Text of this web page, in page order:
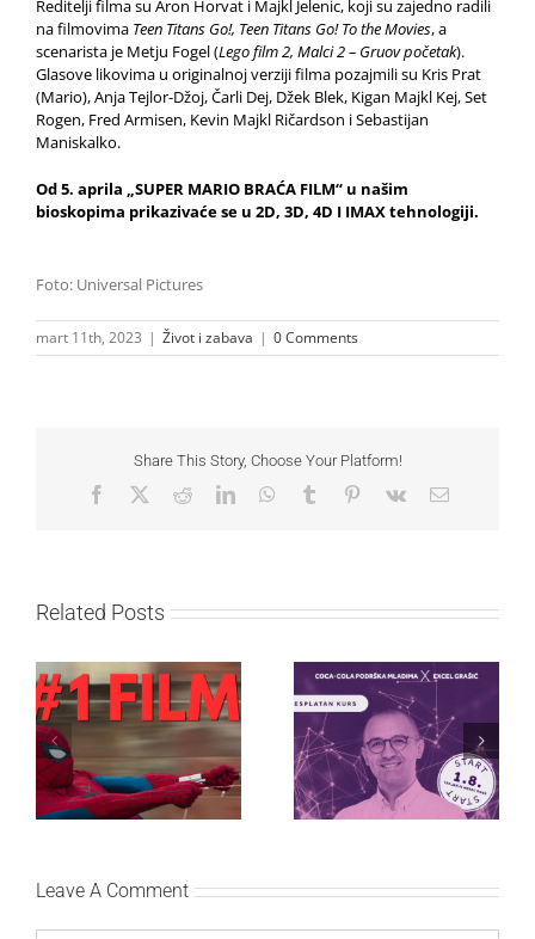
Reditelji filma su Aron Horvat i Majkl Jelenic, koji su zajedno radili
na filmovima Teen Titans Go!, Teen Titans Go! To the Movies, a
scenarista je Metju Fogel (Lego film 2, Malci 2 – Gruov početak).
Glasove likovima u originalnoj verziji filma pozajmili su Kris Prat
(Mario), Anja Tejlor-Džoj, Čarli Dej, Džek Blek, Kigan Majkl Kej, Set
Rogen, Fred Armisen, Kevin Majkl Ričardson i Sebastijan
Maniskalko.
Od 5. aprila „SUPER MARIO BRAĆA FILM“ u našim
bioskopima prikazivaće se u 2D, 3D, 4D I IMAX tehnologiji.
Foto: Universal Pictures
mart 11th, 2023 | Život i zabava | 0 Comments
Share This Story, Choose Your Platform!
Facebook RedditLinkedInWhatsApp
Tumblr Pinterest
Vk Email
Related Posts
Najuspešnije otvaranje
studijskog filma u Srbiji:
Spajdermen: Novi dan
oborio rekord već prvog
vikenda
Priključi se besplatnoj
regionalnoj AI edukaciji
i nauči kako da
veštačku inteligenciju
primeniš u praksi
Leave A Comment